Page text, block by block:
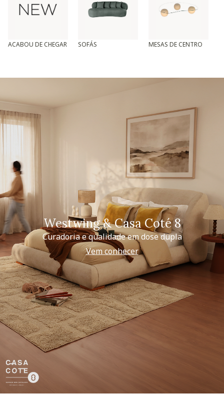
ACABOU DE CHEGAR SOFÁS MESAS DE CENTRO
Westwing & Casa Coté 8
Curadoria e qualidade em dose dupla
Vem conhecer